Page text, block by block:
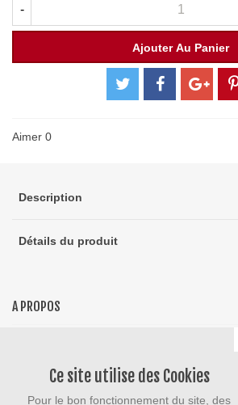
-
Ajouter Au Panier
Aimer 0
Description
Détails du produit
A PROPOS
Ce site utilise des Cookies
Pour le bon fonctionnement du site, des